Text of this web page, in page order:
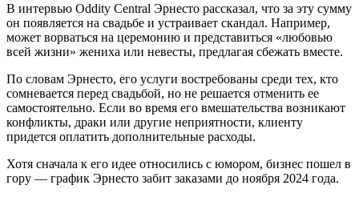
В интервью Oddity Central Эрнесто рассказал, что за эту сумму
он появляется на свадьбе и устраивает скандал. Например,
может ворваться на церемонию и представиться «любовью
всей жизни» жениха или невесты, предлагая сбежать вместе.
По словам Эрнесто, его услуги востребованы среди тех, кто
сомневается перед свадьбой, но не решается отменить ее
самостоятельно. Если во время его вмешательства возникают
конфликты, драки или другие неприятности, клиенту
придется оплатить дополнительные расходы.
Хотя сначала к его идее относились с юмором, бизнес пошел в
гору — график Эрнесто забит заказами до ноября 2024 года.